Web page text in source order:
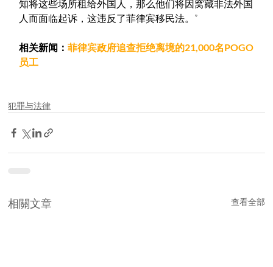
知将这些场所租给外国人，那么他们将因窝藏非法外国
人而面临起诉，这违反了菲律宾移民法。”
相关新闻：菲律宾政府追查拒绝离境的21,000名POGO
员工
犯罪与法律
相關文章 查看全部